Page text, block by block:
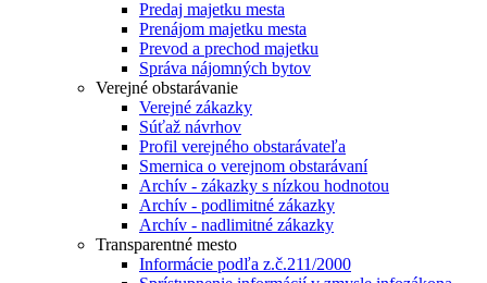
Predaj majetku mesta
Prenájom majetku mesta
Prevod a prechod majetku
Správa nájomných bytov
Verejné obstarávanie
Verejné zákazky
Súťaž návrhov
Profil verejného obstarávateľa
Smernica o verejnom obstarávaní
Archív - zákazky s nízkou hodnotou
Archív - podlimitné zákazky
Archív - nadlimitné zákazky
Transparentné mesto
Informácie podľa z.č.211/2000